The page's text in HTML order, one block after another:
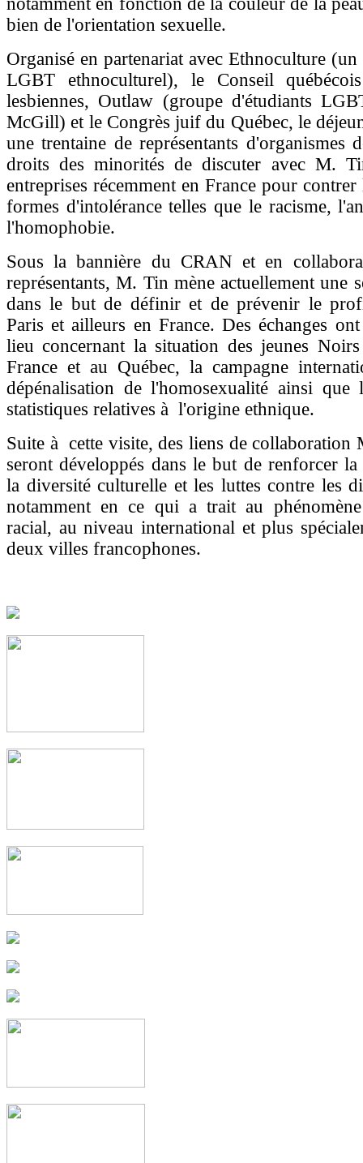
bien de l'orientation sexuelle.
Organisé en partenariat avec Ethnoculture
LGBT ethnoculturel), le Conseil
lesbiennes, Outlaw (groupe d'étudiants
McGill) et le Congrès juif du Québec, le
une trentaine de représentants d'organismes
droits des minorités de discuter avec M.
entreprises récemment en France pour
formes d'intolérance telles que le racisme,
l'homophobie.
Sous la bannière du CRAN et en
représentants, M. Tin mène actuellement une
dans le but de définir et de prévenir le
Paris et ailleurs en France. Des échanges
lieu concernant la situation des jeunes
France et au Québec, la campagne
dépénalisation de l'homosexualité ainsi que
statistiques relatives à l'origine ethnique.
Suite à cette visite, des liens de collaboration
seront développés dans le but de renforcer
la diversité culturelle et les luttes contre les
notamment en ce qui a trait au
racial, au niveau international et plus
deux villes francophones.